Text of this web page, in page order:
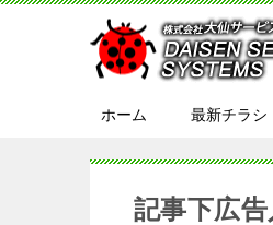
ホーム 最新チラシ
記事下広